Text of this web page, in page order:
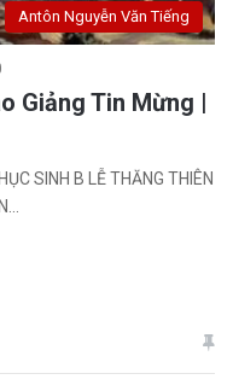
Antôn Nguyễn Văn Tiếng
Giảng Tin Mừng |
SINH B LỄ THĂNG THIÊN